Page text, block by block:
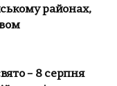
районах,
– 8 серпня